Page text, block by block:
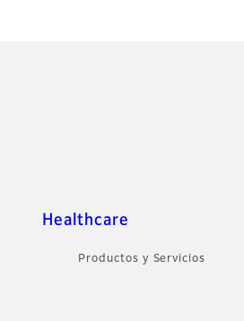
Healthcare
Productos y Servicios